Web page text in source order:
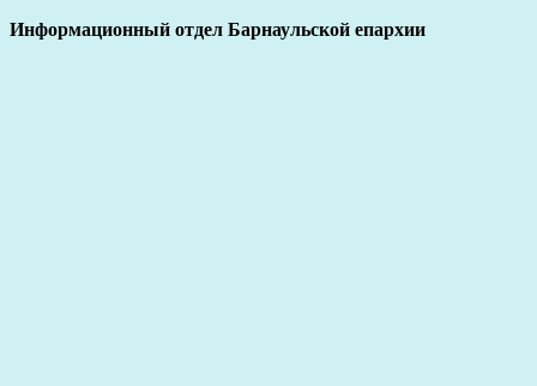
Информационный отдел Барнаульской епархии